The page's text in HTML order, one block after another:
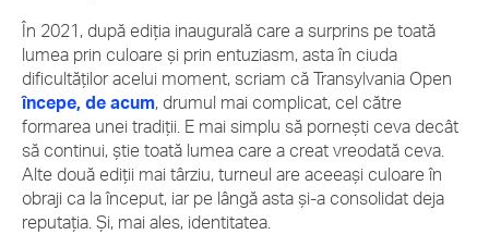
În 2021, după ediția inaugurală care a surprins pe toată
lumea prin culoare și prin entuziasm, asta în ciuda
dificultăților acelui moment, scriam că Transylvania Open
începe, de acum, drumul mai complicat, cel către
formarea unei tradiții. E mai simplu să pornești ceva decât
să continui, știe toată lumea care a creat vreodată ceva.
Alte două ediții mai târziu, turneul are aceeași culoare în
obraji ca la început, iar pe lângă asta și-a consolidat deja
reputația. Și, mai ales, identitatea.